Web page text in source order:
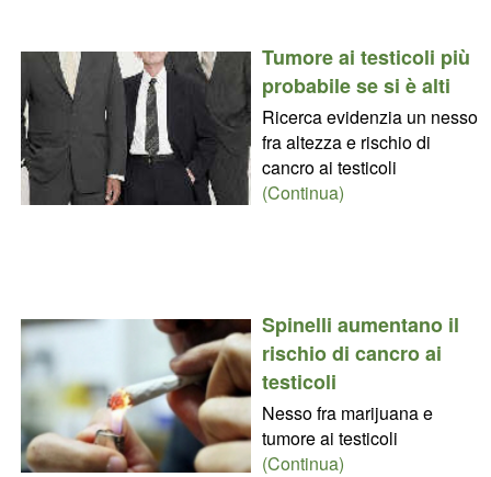
Tumore ai testicoli più
probabile se si è alti
Ricerca evidenzia un nesso
fra altezza e rischio di
cancro ai testicoli
(Continua)
Spinelli aumentano il
rischio di cancro ai
testicoli
Nesso fra marijuana e
tumore ai testicoli
(Continua)